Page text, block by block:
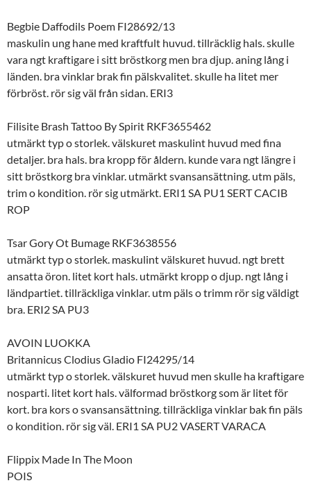
Begbie Daffodils Poem FI28692/13
maskulin ung hane med kraftfult huvud. tillräcklig hals. skulle
vara ngt kraftigare i sitt bröstkorg men bra djup. aning lång i
länden. bra vinklar brak fin pälskvalitet. skulle ha litet mer
förbröst. rör sig väl från sidan. ERI3
Filisite Brash Tattoo By Spirit RKF3655462
utmärkt typ o storlek. välskuret maskulint huvud med fina
detaljer. bra hals. bra kropp för åldern. kunde vara ngt längre i
sitt bröstkorg bra vinklar. utmärkt svansansättning. utm päls,
trim o kondition. rör sig utmärkt. ERI1 SA PU1 SERT CACIB
ROP
Tsar Gory Ot Bumage RKF3638556
utmärkt typ o storlek. maskulint välskuret huvud. ngt brett
ansatta öron. litet kort hals. utmärkt kropp o djup. ngt lång i
ländpartiet. tillräckliga vinklar. utm päls o trimm rör sig väldigt
bra. ERI2 SA PU3
AVOIN LUOKKA
Britannicus Clodius Gladio FI24295/14
utmärkt typ o storlek. välskuret huvud men skulle ha kraftigare
nosparti. litet kort hals. välformad bröstkorg som är litet för
kort. bra kors o svansansättning. tillräckliga vinklar bak fin päls
o kondition. rör sig väl. ERI1 SA PU2 VASERT VARACA
Flippix Made In The Moon
POIS